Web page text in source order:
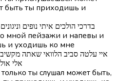
быть ты приходишь и
בדרכי הולכים איתי נופים
мной пейзажи и напевы и
и уходишь ко мне
איי עלטה סביב הלוואי שאתה מקשיב
אלי
ты слушал может быть,